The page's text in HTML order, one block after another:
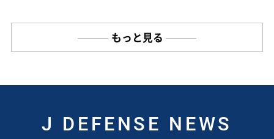
もっと見る
J DEFENSE NEWS